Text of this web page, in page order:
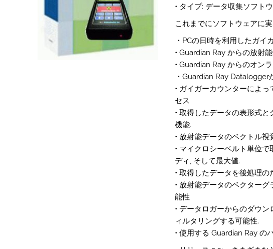
• タイプ: データ収集ソフト
これまでにソフトウェアに
・PCの日時を利用したガイ
• Guardian Ray からの放射
• Guardian Ray からのオン
・Guardian Ray Datalogger
• ガイガーカウンターによ
セス
• 取得したデータの表形式
機能.
• 放射能データのベクトル
• マイクロシーベルト単位
ディ, そして最大値.
• 取得したデータを後処理
• 放射能データのベクター
能性
• データロガーからのダウ
ィルタリングする可能性.
• 使用する Guardian Ray の